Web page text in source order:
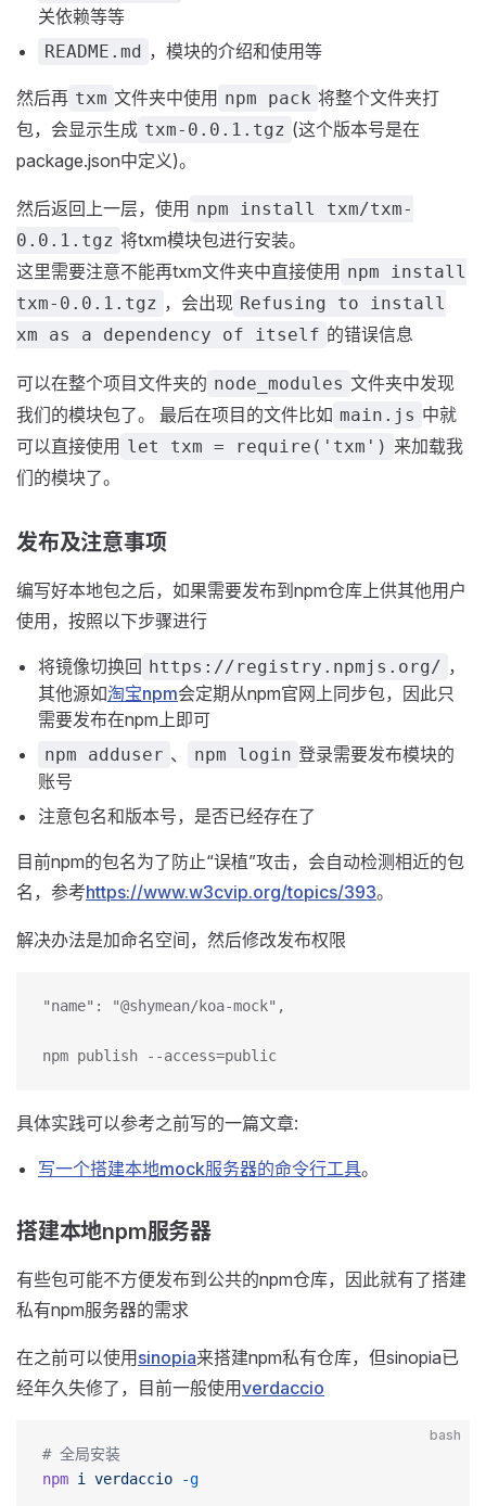
关依赖等等
README.md ，模块的介绍和使用等
然后再 txm 文件夹中使用 npm pack 将整个文件夹打
包，会显示生成 txm-0.0.1.tgz (这个版本号是在
package.json中定义)。
然后返回上一层，使用 npm install txm/txm-
0.0.1.tgz 将txm模块包进行安装。
这里需要注意不能再txm文件夹中直接使用 npm install
txm-0.0.1.tgz ，会出现 Refusing to install
xm as a dependency of itself 的错误信息
可以在整个项目文件夹的 node_modules 文件夹中发现
我们的模块包了。 最后在项目的文件比如 main.js 中就
可以直接使用 let txm = require('txm') 来加载我
们的模块了。
发布及注意事项
编写好本地包之后，如果需要发布到npm仓库上供其他用户
使用，按照以下步骤进行
将镜像切换回 https://registry.npmjs.org/ ，
其他源如淘宝npm会定期从npm官网上同步包，因此只
需要发布在npm上即可
npm adduser 、 npm login 登录需要发布模块的
账号
注意包名和版本号，是否已经存在了
目前npm的包名为了防止“误植”攻击，会自动检测相近的包
名，参考https://www.w3cvip.org/topics/393。
解决办法是加命名空间，然后修改发布权限
"name": "@shymean/koa-mock",
npm publish --access=public
具体实践可以参考之前写的一篇文章:
写一个搭建本地mock服务器的命令行工具。
搭建本地npm服务器
有些包可能不方便发布到公共的npm仓库，因此就有了搭建
私有npm服务器的需求
在之前可以使用sinopia来搭建npm私有仓库，但sinopia已
经年久失修了，目前一般使用verdaccio
bash
# 全局安装
npm i verdaccio -g